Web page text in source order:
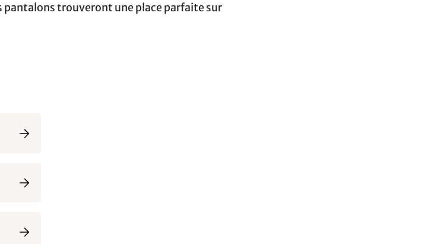
pantalons trouveront une place parfaite sur